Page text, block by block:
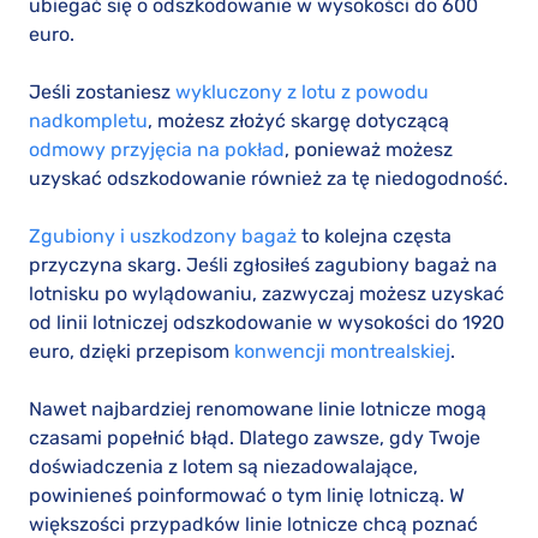
ubiegać się o odszkodowanie w wysokości do 600
euro.
Jeśli zostaniesz wykluczony z lotu z powodu
nadkompletu, możesz złożyć skargę dotyczącą
odmowy przyjęcia na pokład, ponieważ możesz
uzyskać odszkodowanie również za tę niedogodność.
Zgubiony i uszkodzony bagaż to kolejna częsta
przyczyna skarg. Jeśli zgłosiłeś zagubiony bagaż na
lotnisku po wylądowaniu, zazwyczaj możesz uzyskać
od linii lotniczej odszkodowanie w wysokości do 1920
euro, dzięki przepisom konwencji montrealskiej.
Nawet najbardziej renomowane linie lotnicze mogą
czasami popełnić błąd. Dlatego zawsze, gdy Twoje
doświadczenia z lotem są niezadowalające,
powinieneś poinformować o tym linię lotniczą. W
większości przypadków linie lotnicze chcą poznać